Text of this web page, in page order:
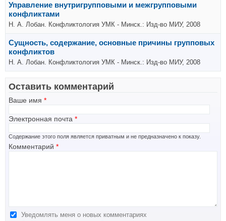
Управление внутригрупповыми и межгрупповыми
конфликтами
Н. А. Лобан. Конфликтология УМК - Минск.: Изд-во МИУ, 2008
Сущность, содержание, основные причины групповых
конфликтов
Н. А. Лобан. Конфликтология УМК - Минск.: Изд-во МИУ, 2008
Оставить комментарий
Ваше имя *
Электронная почта *
Содержание этого поля является приватным и не предназначено к показу.
Комментарий *
Уведомлять меня о новых комментариях